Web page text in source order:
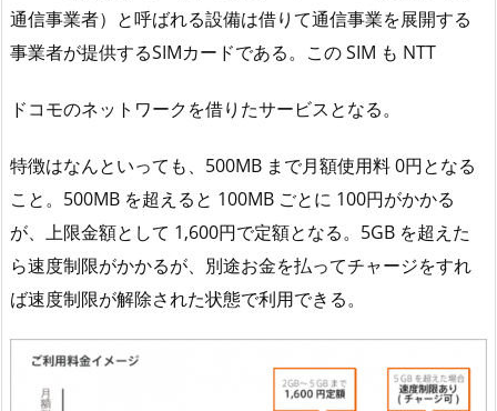
通信事業者）と呼ばれる設備は借りて通信事業を展開する
事業者が提供するSIMカードである。この SIM も NTT
ドコモのネットワークを借りたサービスとなる。
特徴はなんといっても、500MB まで月額使用料 0円となる
こと。500MB を超えると 100MB ごとに 100円がかかる
が、上限金額として 1,600円で定額となる。5GB を超えた
ら速度制限がかかるが、別途お金を払ってチャージをすれ
ば速度制限が解除された状態で利用できる。